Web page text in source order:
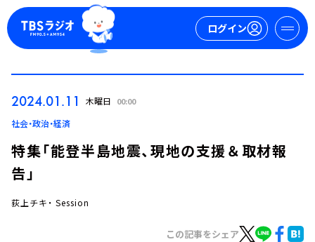
ログイン
2024.01.11 木曜日 00:00
社会・政治・経済
特集「能登半島地震、現地の支援＆取材報
告」
荻上チキ・ Session
この記事をシェア